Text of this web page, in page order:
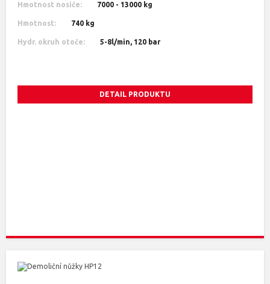
Hmotnost nosiče: 7000 - 13000 kg
Hmotnost: 740 kg
Hydr. okruh otoče: 5-8l/min, 120 bar
DETAIL PRODUKTU